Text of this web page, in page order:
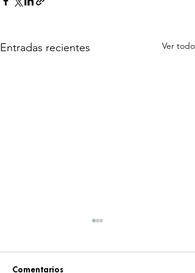
Entradas recientes Ver todo
Comentarios